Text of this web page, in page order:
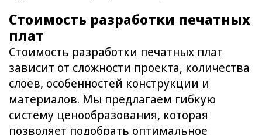
Стоимость разработки печатных
плат
Стоимость разработки печатных плат
зависит от сложности проекта, количества
слоев, особенностей конструкции и
материалов. Мы предлагаем гибкую
систему ценообразования, которая
позволяет подобрать оптимальное